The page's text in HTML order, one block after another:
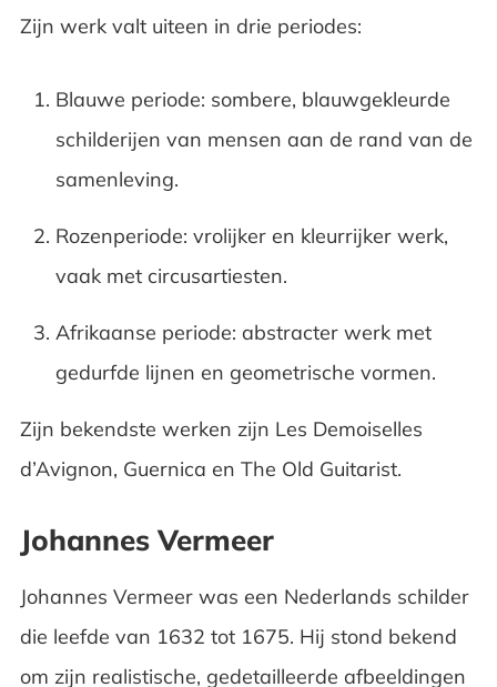
Zijn werk valt uiteen in drie periodes:
Blauwe periode: sombere, blauwgekleurde
schilderijen van mensen aan de rand van de
samenleving.
Rozenperiode: vrolijker en kleurrijker werk,
vaak met circusartiesten.
Afrikaanse periode: abstracter werk met
gedurfde lijnen en geometrische vormen.
Zijn bekendste werken zijn Les Demoiselles
d’Avignon, Guernica en The Old Guitarist.
Johannes Vermeer
Johannes Vermeer was een Nederlands schilder
die leefde van 1632 tot 1675. Hij stond bekend
om zijn realistische, gedetailleerde afbeeldingen